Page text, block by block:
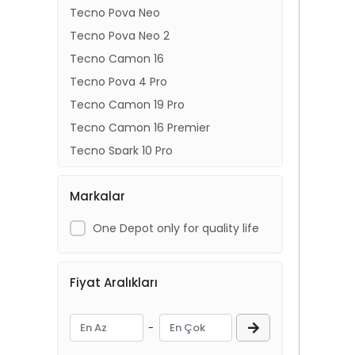
Tecno Pova Neo
Tecno Pova Neo 2
Tecno Camon 16
Tecno Pova 4 Pro
Tecno Camon 19 Pro
Tecno Camon 16 Premier
Tecno Spark 10 Pro
Tecno Spark Go 2023
Tecno Spark 8C
Tecno Spark 10C
Tecno Pova 5
Tecno Camon 20 Pro 4G
Markalar
One Depot only for quality life
Fiyat Aralıkları
-